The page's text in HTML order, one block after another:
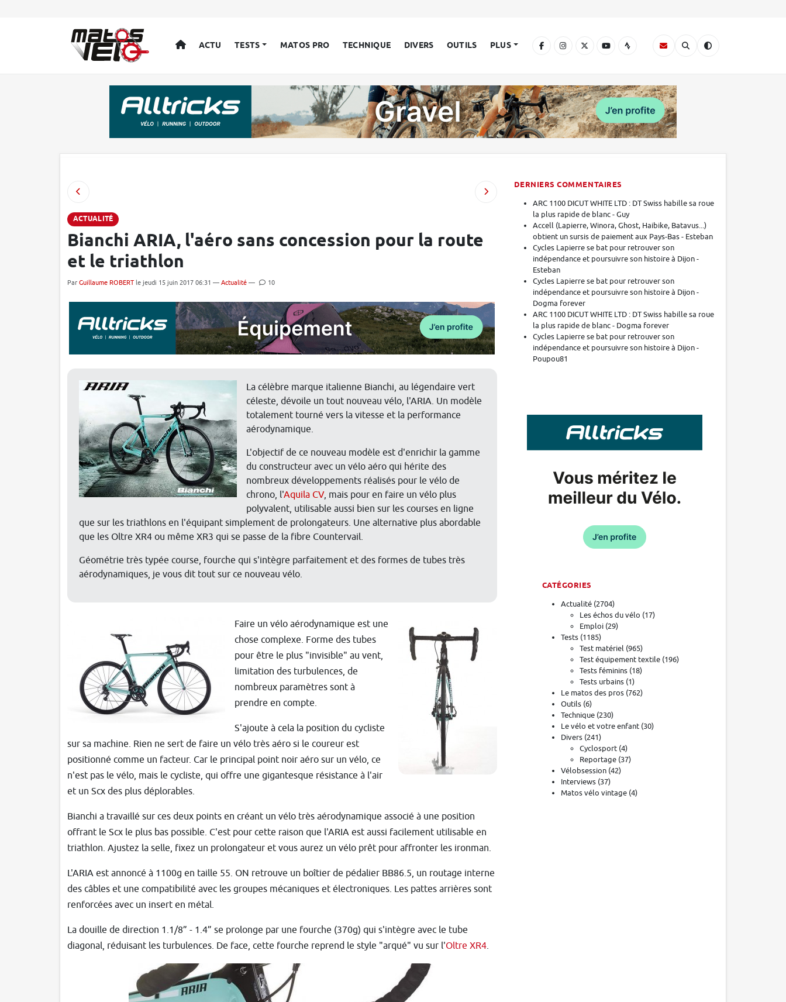
ACCUEIL
ACTU TESTS MATOS PRO TECHNIQUE DIVERS OUTILS PLUS
ACTUALITÉ
Bianchi ARIA, l'aéro sans concession pour la route
et le triathlon
Par Guillaume ROBERT le jeudi 15 juin 2017 06:31 — Actualité — 10
La célèbre marque italienne Bianchi, au légendaire vert
céleste, dévoile un tout nouveau vélo, l'ARIA. Un modèle
totalement tourné vers la vitesse et la performance
aérodynamique.
L'objectif de ce nouveau modèle est d'enrichir la gamme
du constructeur avec un vélo aéro qui hérite des
nombreux développements réalisés pour le vélo de
chrono, l'Aquila CV, mais pour en faire un vélo plus
polyvalent, utilisable aussi bien sur les courses en ligne
que sur les triathlons en l'équipant simplement de prolongateurs. Une alternative plus abordable
que les Oltre XR4 ou même XR3 qui se passe de la fibre Countervail.
Géométrie très typée course, fourche qui s'intègre parfaitement et des formes de tubes très
aérodynamiques, je vous dit tout sur ce nouveau vélo.
Faire un vélo aérodynamique est une
chose complexe. Forme des tubes
pour être le plus "invisible" au vent,
limitation des turbulences, de
nombreux paramètres sont à
prendre en compte.
S'ajoute à cela la position du cycliste
sur sa machine. Rien ne sert de faire un vélo très aéro si le coureur est
positionné comme un facteur. Car le principal point noir aéro sur un vélo, ce
n'est pas le vélo, mais le cycliste, qui offre une gigantesque résistance à l'air
et un Scx des plus déplorables.
Bianchi a travaillé sur ces deux points en créant un vélo très aérodynamique associé à une position
offrant le Scx le plus bas possible. C'est pour cette raison que l'ARIA est aussi facilement utilisable en
triathlon. Ajustez la selle, fixez un prolongateur et vous aurez un vélo prêt pour affronter les ironman.
L'ARIA est annoncé à 1100g en taille 55. ON retrouve un boîtier de pédalier BB86.5, un routage interne
des câbles et une compatibilité avec les groupes mécaniques et électroniques. Les pattes arrières sont
renforcées avec un insert en métal.
La douille de direction 1.1/8” - 1.4” se prolonge par une fourche (370g) qui s'intègre avec le tube
diagonal, réduisant les turbulences. De face, cette fourche reprend le style "arqué" vu sur l'Oltre XR4.
DERNIERS COMMENTAIRES
ARC 1100 DICUT WHITE LTD : DT Swiss habille sa roue
la plus rapide de blanc - Guy
Accell (Lapierre, Winora, Ghost, Haibike, Batavus...)
obtient un sursis de paiement aux Pays-Bas - Esteban
Cycles Lapierre se bat pour retrouver son
indépendance et poursuivre son histoire à Dijon -
Esteban
Cycles Lapierre se bat pour retrouver son
indépendance et poursuivre son histoire à Dijon -
Dogma forever
ARC 1100 DICUT WHITE LTD : DT Swiss habille sa roue
la plus rapide de blanc - Dogma forever
Cycles Lapierre se bat pour retrouver son
indépendance et poursuivre son histoire à Dijon -
Poupou81
CATÉGORIES
Actualité (2704)
Les échos du vélo (17)
Emploi (29)
Tests (1185)
Test matériel (965)
Test équipement textile (196)
Tests féminins (18)
Tests urbains (1)
Le matos des pros (762)
Outils (6)
Technique (230)
Le vélo et votre enfant (30)
Divers (241)
Cyclosport (4)
Reportage (37)
Vélobsession (42)
Interviews (37)
Matos vélo vintage (4)